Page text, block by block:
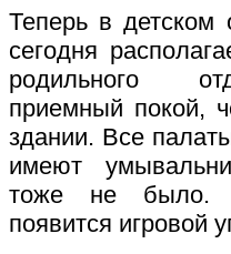
Теперь в детском
сегодня
родильного
приемный покой,
здании. Все
имеют
тоже не было.
появится игровой